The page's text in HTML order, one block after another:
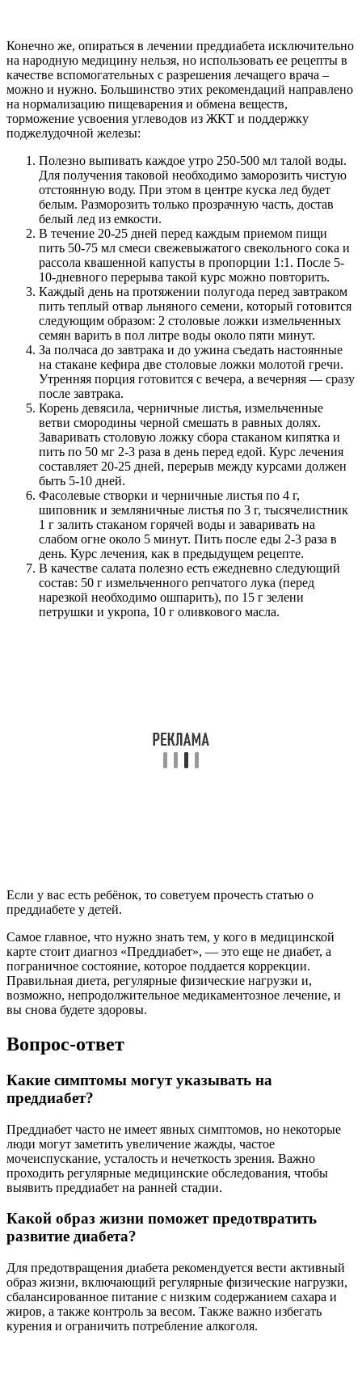
Конечно же, опираться в лечении преддиабета исключительно
на народную медицину нельзя, но использовать ее рецепты в
качестве вспомогательных с разрешения лечащего врача –
можно и нужно. Большинство этих рекомендаций направлено
на нормализацию пищеварения и обмена веществ,
торможение усвоения углеводов из ЖКТ и поддержку
поджелудочной железы:
Полезно выпивать каждое утро 250-500 мл талой воды.
Для получения таковой необходимо заморозить чистую
отстоянную воду. При этом в центре куска лед будет
белым. Разморозить только прозрачную часть, достав
белый лед из емкости.
В течение 20-25 дней перед каждым приемом пищи
пить 50-75 мл смеси свежевыжатого свекольного сока и
рассола квашенной капусты в пропорции 1:1. После 5-
10-дневного перерыва такой курс можно повторить.
Каждый день на протяжении полугода перед завтраком
пить теплый отвар льняного семени, который готовится
следующим образом: 2 столовые ложки измельченных
семян варить в пол литре воды около пяти минут.
За полчаса до завтрака и до ужина съедать настоянные
на стакане кефира две столовые ложки молотой гречи.
Утренняя порция готовится с вечера, а вечерняя — сразу
после завтрака.
Корень девясила, черничные листья, измельченные
ветви смородины черной смешать в равных долях.
Заваривать столовую ложку сбора стаканом кипятка и
пить по 50 мг 2-3 раза в день перед едой. Курс лечения
составляет 20-25 дней, перерыв между курсами должен
быть 5-10 дней.
Фасолевые створки и черничные листья по 4 г,
шиповник и земляничные листья по 3 г, тысячелистник
1 г залить стаканом горячей воды и заваривать на
слабом огне около 5 минут. Пить после еды 2-3 раза в
день. Курс лечения, как в предыдущем рецепте.
В качестве салата полезно есть ежедневно следующий
состав: 50 г измельченного репчатого лука (перед
нарезкой необходимо ошпарить), по 15 г зелени
петрушки и укропа, 10 г оливкового масла.
Если у вас есть ребёнок, то советуем прочесть статью о
преддиабете у детей.
Самое главное, что нужно знать тем, у кого в медицинской
карте стоит диагноз «Преддиабет», — это еще не диабет, а
пограничное состояние, которое поддается коррекции.
Правильная диета, регулярные физические нагрузки и,
возможно, непродолжительное медикаментозное лечение, и
вы снова будете здоровы.
Вопрос-ответ
Какие симптомы могут указывать на
преддиабет?
Преддиабет часто не имеет явных симптомов, но некоторые
люди могут заметить увеличение жажды, частое
мочеиспускание, усталость и нечеткость зрения. Важно
проходить регулярные медицинские обследования, чтобы
выявить преддиабет на ранней стадии.
Какой образ жизни поможет предотвратить
развитие диабета?
Для предотвращения диабета рекомендуется вести активный
образ жизни, включающий регулярные физические нагрузки,
сбалансированное питание с низким содержанием сахара и
жиров, а также контроль за весом. Также важно избегать
курения и ограничить потребление алкоголя.